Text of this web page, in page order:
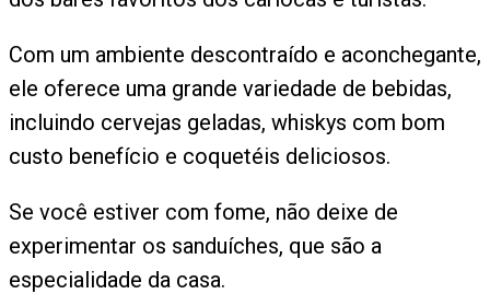
Com um ambiente descontraído e aconchegante,
ele oferece uma grande variedade de bebidas,
incluindo cervejas geladas, whiskys com bom
custo benefício e coquetéis deliciosos.
Se você estiver com fome, não deixe de
experimentar os sanduíches, que são a
especialidade da casa.